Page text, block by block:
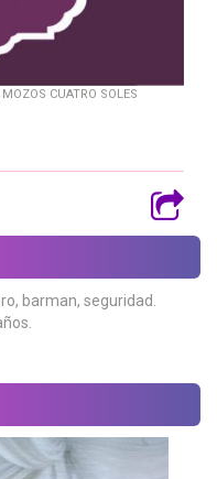
CUATRO SOLES
barman, seguridad.